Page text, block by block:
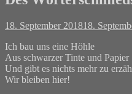
18. September 201818.
Ich bau uns eine Höhle
Aus schwarzer Tinte und Papier
Und gibt es nichts mehr zu
Wir bleiben hier!